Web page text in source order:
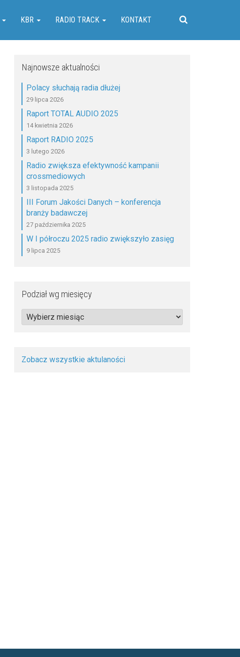
KBR RADIO TRACK KONTAKT
Najnowsze aktualności
Polacy słuchają radia dłużej
29 lipca 2026
Raport TOTAL AUDIO 2025
14 kwietnia 2026
Raport RADIO 2025
3 lutego 2026
Radio zwiększa efektywność kampanii
crossmediowych
3 listopada 2025
III Forum Jakości Danych – konferencja
branży badawczej
27 października 2025
W I półroczu 2025 radio zwiększyło zasięg
9 lipca 2025
Podział wg miesięcy
Podział
wg
Zobacz wszystkie aktulaności